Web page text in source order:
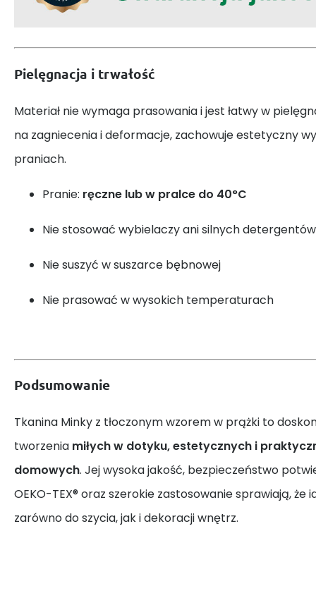
Pielęgnacja i trwałość
Materiał nie wymaga prasowania i jest łatwy w
na zagniecenia i deformacje, zachowuje estetyczny
praniach.
Pranie: ręczne lub w pralce do 40°C
Nie stosować wybielaczy ani silnych detergentów
Nie suszyć w suszarce bębnowej
Nie prasować w wysokich temperaturach
Podsumowanie
Tkanina Minky z tłoczonym wzorem w prążki to
tworzenia miłych w dotyku, estetycznych i
domowych. Jej wysoka jakość, bezpieczeństwo
OEKO-TEX® oraz szerokie zastosowanie sprawiają, że
zarówno do szycia, jak i dekoracji wnętrz.